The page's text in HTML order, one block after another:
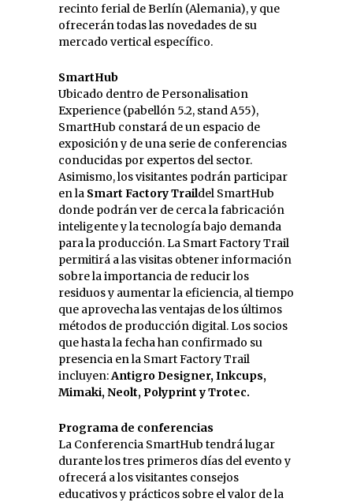
recinto ferial de Berlín (Alemania), y que
ofrecerán todas las novedades de su
mercado vertical específico.
SmartHub
Ubicado dentro de Personalisation
Experience (pabellón 5.2, stand A55),
SmartHub constará de un espacio de
exposición y de una serie de conferencias
conducidas por expertos del sector.
Asimismo, los visitantes podrán participar
en la Smart Factory Traildel SmartHub
donde podrán ver de cerca la fabricación
inteligente y la tecnología bajo demanda
para la producción. La Smart Factory Trail
permitirá a las visitas obtener información
sobre la importancia de reducir los
residuos y aumentar la eficiencia, al tiempo
que aprovecha las ventajas de los últimos
métodos de producción digital. Los socios
que hasta la fecha han confirmado su
presencia en la Smart Factory Trail
incluyen:Antigro Designer, Inkcups,
Mimaki, Neolt, Polyprint y Trotec.
Programa de conferencias
La Conferencia SmartHub tendrá lugar
durante los tres primeros días del evento y
ofrecerá a los visitantes consejos
educativos y prácticos sobre el valor de la